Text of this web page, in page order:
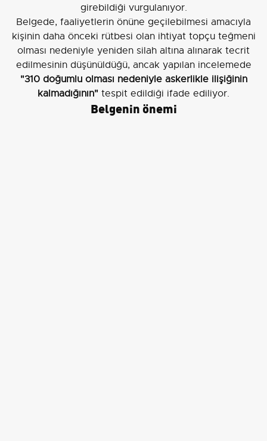
girebildiği vurgulanıyor.
Belgede, faaliyetlerin önüne geçilebilmesi amacıyla
kişinin daha önceki rütbesi olan ihtiyat topçu teğmeni
olması nedeniyle yeniden silah altına alınarak tecrit
edilmesinin düşünüldüğü, ancak yapılan incelemede
"310 doğumlu olması nedeniyle askerlikle ilişiğinin
kalmadığının" tespit edildiği ifade ediliyor.
Belgenin önemi